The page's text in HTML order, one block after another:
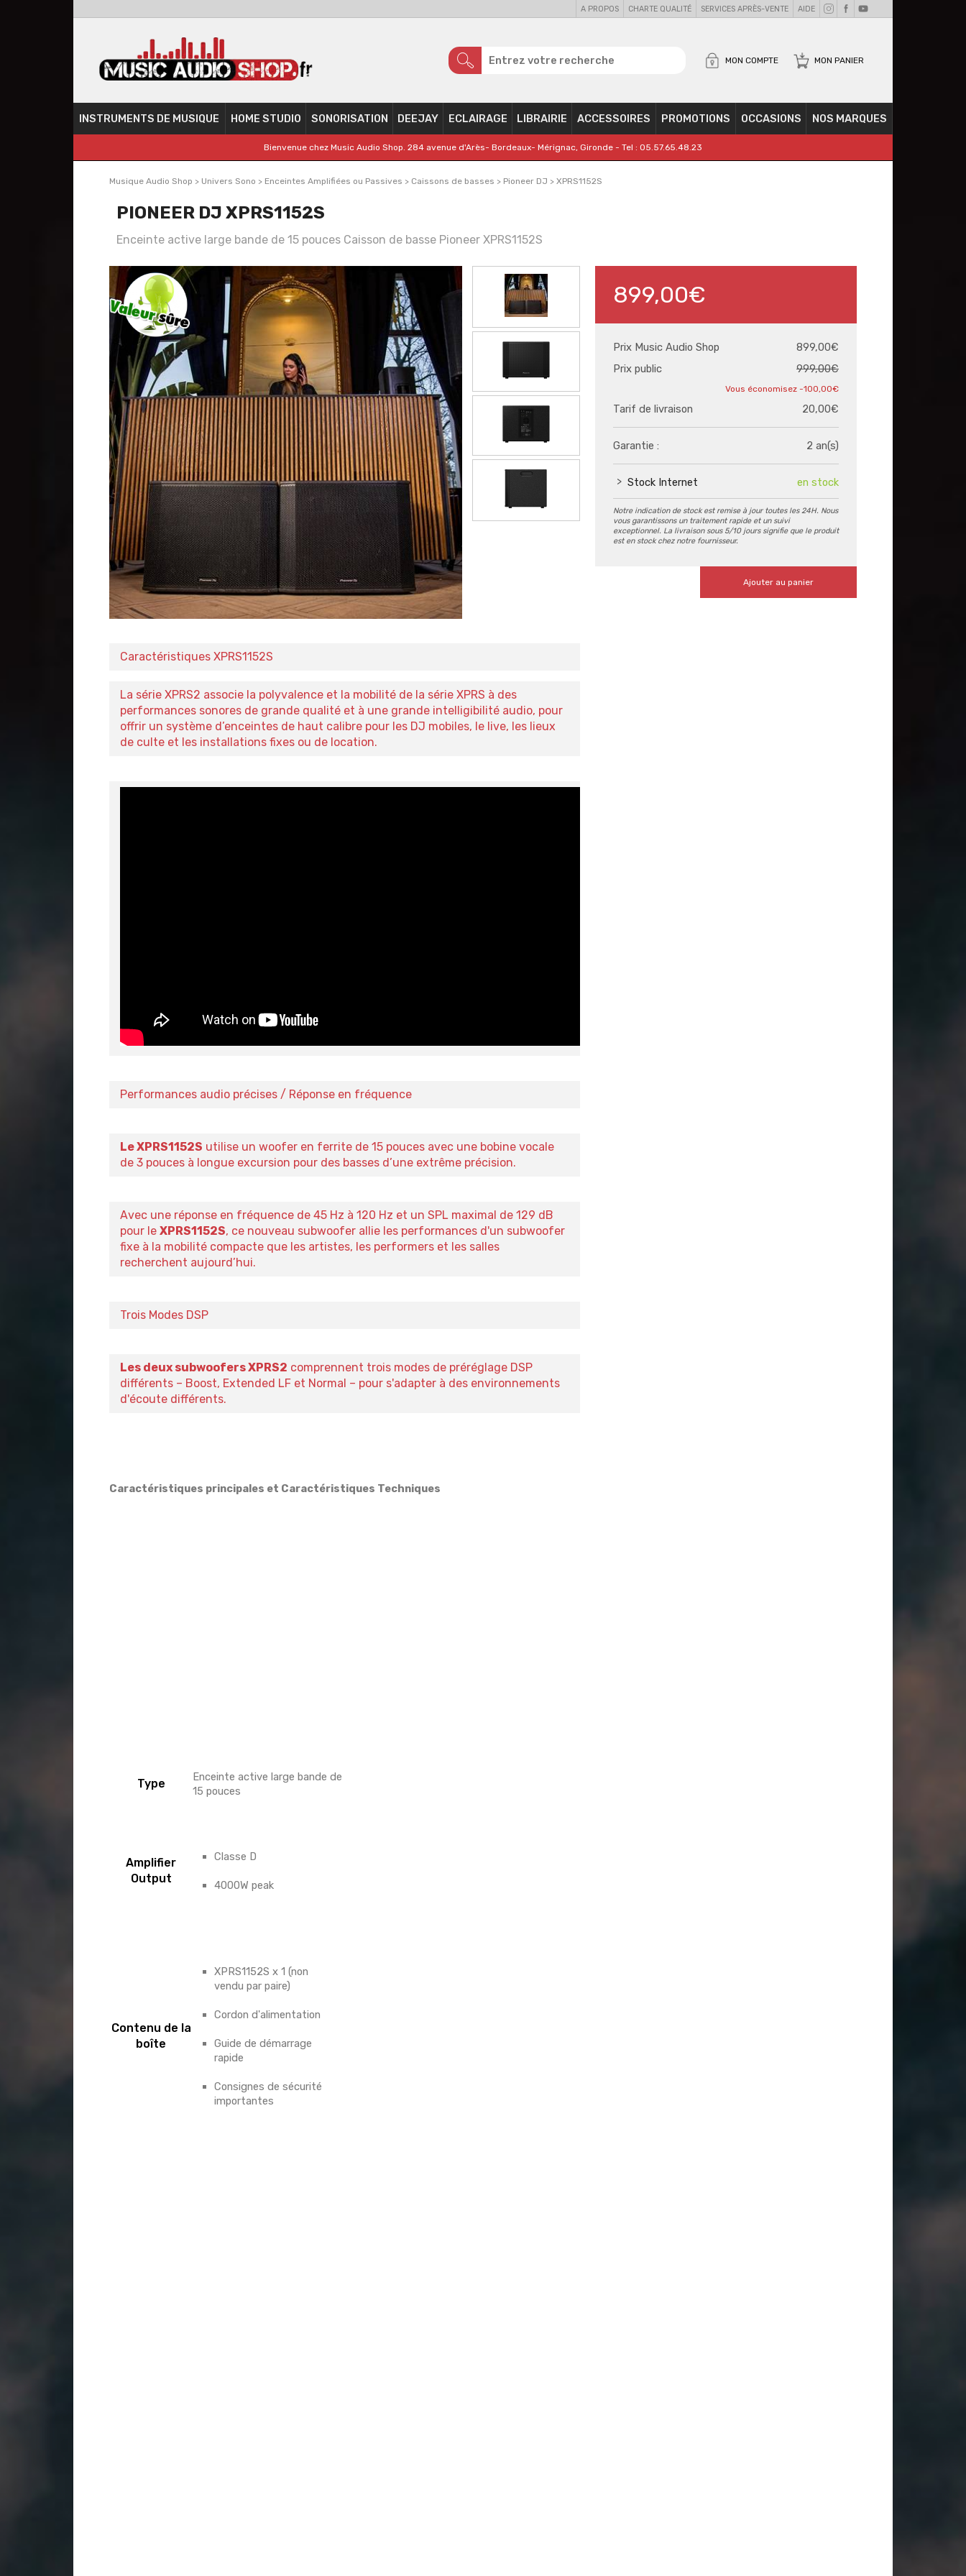
A PROPOS CHARTE QUALITÉ SERVICES APRÈS-VENTE AIDE
MON PANIER
MON COMPTE
INSTRUMENTS DE MUSIQUE HOME STUDIO SONORISATION DEEJAY ECLAIRAGE LIBRAIRIE ACCESSOIRES PROMOTIONS OCCASIONS NOS MARQUES
Bienvenue chez Music Audio Shop. 284 avenue d'Arès- Bordeaux- Mérignac, Gironde - Tel : 05.57.65.48.23
Musique Audio Shop > Univers Sono > Enceintes Amplifiées ou Passives > Caissons de basses > Pioneer DJ > XPRS1152S
PIONEER DJ XPRS1152S
Enceinte active large bande de 15 pouces Caisson de basse Pioneer XPRS1152S
899,00€
Prix Music Audio Shop
899,00€
Prix public
999,00€
-100,00€
Tarif de livraison 20,00€
Garantie : 2 an(s)
Stock Internet en stock
Notre indication de stock est remise à jour toutes les 24H. Nous
vous garantissons un traitement rapide et un suivi
exceptionnel. La livraison sous 5/10 jours signifie que le produit
est en stock chez notre fournisseur.
Ajouter au panier
Caractéristiques XPRS1152S
La série XPRS2 associe la polyvalence et la mobilité de la série XPRS à des
performances sonores de grande qualité et à une grande intelligibilité audio, pour
offrir un système d’enceintes de haut calibre pour les DJ mobiles, le live, les lieux
de culte et les installations fixes ou de location.
Performances audio précises / Réponse en fréquence
Le XPRS1152S utilise un woofer en ferrite de 15 pouces avec une bobine vocale
de 3 pouces à longue excursion pour des basses d’une extrême précision.
Avec une réponse en fréquence de 45 Hz à 120 Hz et un SPL maximal de 129 dB
pour le XPRS1152S, ce nouveau subwoofer allie les performances d'un subwoofer
fixe à la mobilité compacte que les artistes, les performers et les salles
recherchent aujourd’hui.
Trois Modes DSP
Les deux subwoofers XPRS2 comprennent trois modes de préréglage DSP
différents – Boost, Extended LF et Normal – pour s'adapter à des environnements
d'écoute différents.
Caractéristiques principales et Caractéristiques Techniques
Type
Enceinte active large bande de
15 pouces
Amplifier
Output
Classe D
4000W peak
Contenu de la
boîte
XPRS1152S x 1 (non
vendu par paire)
Cordon d'alimentation
Guide de démarrage
rapide
Consignes de sécurité
importantes